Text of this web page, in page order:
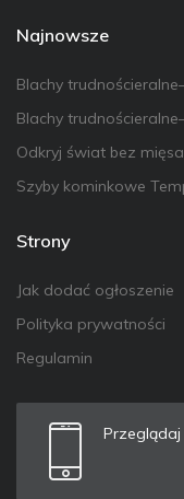
Najnowsze
Blachy
Blachy
Odkryj świat bez
Szyby kominkowe
Strony
Jak dodać ogłoszenie
Polityka prywatności
Regulamin